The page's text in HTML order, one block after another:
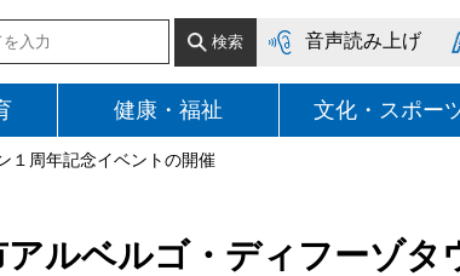
音声読み上げ
健康・福祉 文化・スポー
１周年記念イベントの開催
アルベルゴ・ディフーゾタ